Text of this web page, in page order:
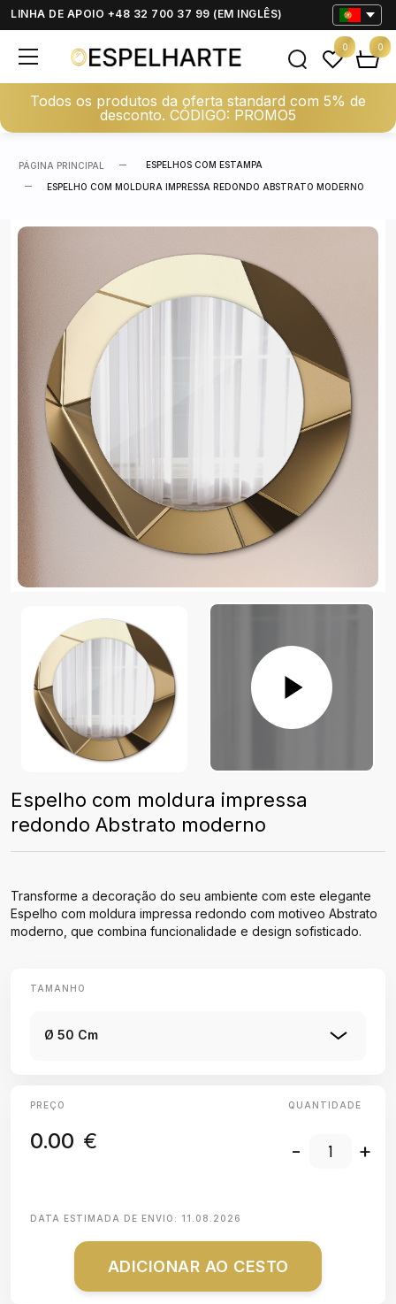
LINHA DE APOIO +48 32 700 37 99 (EM INGLÊS)
Todos os produtos da oferta standard com 5% de
desconto. CÓDIGO: PROMO5
0 0
PÁGINA PRINCIPAL ESPELHOS COM ESTAMPA
ESPELHO COM MOLDURA IMPRESSA REDONDO ABSTRATO MODERNO
Espelho com moldura impressa
redondo Abstrato moderno
Transforme a decoração do seu ambiente com este elegante
Espelho com moldura impressa redondo com motiveo Abstrato
moderno, que combina funcionalidade e design sofisticado.
TAMANHO
Ø 50 Cm
PREÇO
0.00 €
QUANTIDADE
- +
DATA ESTIMADA DE ENVIO: 11.08.2026
ADICIONAR AO CESTO